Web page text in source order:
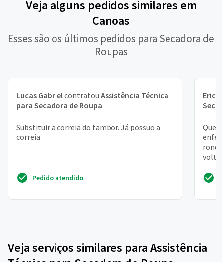
Veja alguns pedidos similares em
Canoas
Esses são os últimos pedidos para Secadora de
Roupas
Lucas Gabrielcontratou Assistência Técnica
para Secadora de Roupa
Substituir a correia do tambor. Já possuo a
correia
Pedido atendido
Erick
Que
Veja serviços similares para Assistência